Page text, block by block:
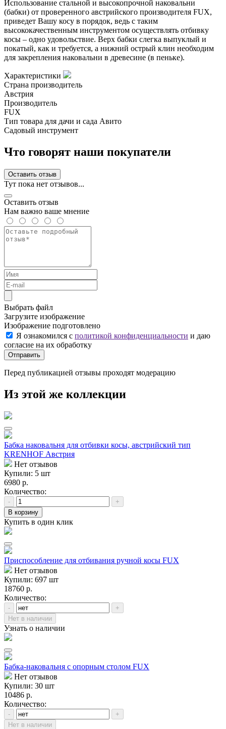
Использование стальной и высокопрочной наковальни
(бабки) от проверенного австрийского производителя FUX,
приведет Вашу косу в порядок, ведь с таким
высококачественным инструментом осуществлять отбивку
косы – одно удовольствие. Верх бабки слегка выпуклый и
покатый, как и требуется, а нижний острый клин необходим
для закрепления наковальни в древесине (в пеньке).
Характеристики
Страна производитель
Австрия
Производитель
FUX
Тип товара для дачи и сада Авито
Садовый инструмент
Что говорят наши покупатели
Оставить отзыв
Тут пока нет отзывов...
Оставить отзыв
Нам важно ваше мнение
Выбрать файл
Загрузите изображение
Изображение подготовлено
Я ознакомился с политикой конфиденциальности и даю
согласие на их обработку
Отправить
Перед публикацией отзывы проходят модерацию
Из этой же коллекции
Бабка наковальня для отбивки косы, австрийский тип
KRENHOF Австрия
Нет отзывов
Купили: 5 шт
6980 р.
Количество:
-
+
В корзину
Купить в один клик
Приспособление для отбивания ручной косы FUX
Нет отзывов
Купили: 697 шт
18760 р.
Количество:
-
+
Нет в наличии
Узнать о наличии
Бабка-наковальня с опорным столом FUX
Нет отзывов
Купили: 30 шт
10486 р.
Количество:
-
+
Нет в наличии